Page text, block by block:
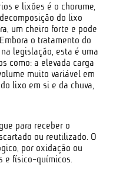
e lixões é o chorume,
do lixo
um cheiro forte e pode
o tratamento do
legislação, esta é uma
como: a elevada carga
muito variável em
lixo em si e da chuva,
para receber o
ou reutilizado. O
por oxidação ou
e físico-químicos.